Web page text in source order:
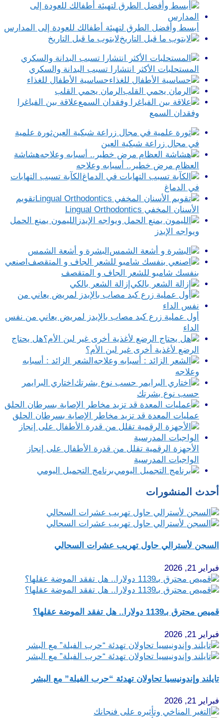
أبسط وأفضل الطرق لتهيئة أطفالك للعودة إلى المدارس
لابتوب ما قبل التاريخ
المستحلبات الأكثر انتشارا تسبب البدانة والسكري
حساسية الأطفال للغذاء
الرمان يحمي القلب
علاقة بين الفياغرا
وفقدان السمع
ثورة علمية
في مجال زراعة شبكية العين
هشاشة
العظام مرض خطير.. أسبابه وعلاجه
الكآبة تسبب التهابات
في الدماغ
تقويم
الأسنان المخفي Lingual Orthodontics
الليمون يمنع الحمل
ويواجه الإيدز
البشرة و أشعة الشمس
اصنعي
بنفسك شامبو للشعر الجاف و المتقصف
إزالة الشعر بالكي
أول عملية زرع كبد مصاب بالإيدز لمريض يعاني من نفس
الداء
هل يحتاج
الرضع لأغذية أخرى غير لبن الأم؟
الشعر الزائد : أسبابه
وعلاجه
اختاري البرايمر
حسب نوع بشرتك
عمليات المعدة قد تزيد مخاطر الإصابة بسرطان الحلق
الأجهزة الرقمية تقلل من قدرة الأطفال على إنجاز
الواجبات المدرسية
برنامج التجميل اليومي
أحدث المنشورات
السجن لأسترالي حاول تهريب عشرات السحالي
فبراير 21, 2026
قميص محترق بـ1139 دولارا.. هل تفقد الموضة عقلها؟
فبراير 21, 2026
تايلند وإندونيسيا تحاولان تهدئة “حرب الفيلة” مع البشر
فبراير 21, 2026